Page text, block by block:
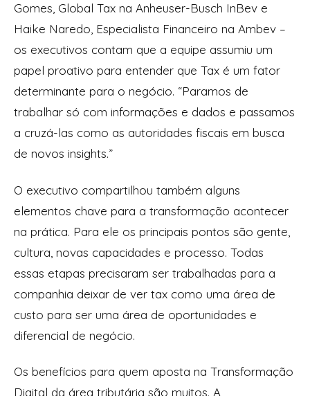
Gomes, Global Tax na Anheuser-Busch InBev e
Haike Naredo, Especialista Financeiro na Ambev –
os executivos contam que a equipe assumiu um
papel proativo para entender que Tax é um fator
determinante para o negócio. “Paramos de
trabalhar só com informações e dados e passamos
a cruzá-las como as autoridades fiscais em busca
de novos insights.”
O executivo compartilhou também alguns
elementos chave para a transformação acontecer
na prática. Para ele os principais pontos são gente,
cultura, novas capacidades e processo. Todas
essas etapas precisaram ser trabalhadas para a
companhia deixar de ver tax como uma área de
custo para ser uma área de oportunidades e
diferencial de negócio.
Os benefícios para quem aposta na Transformação
Digital da área tributária são muitos. A